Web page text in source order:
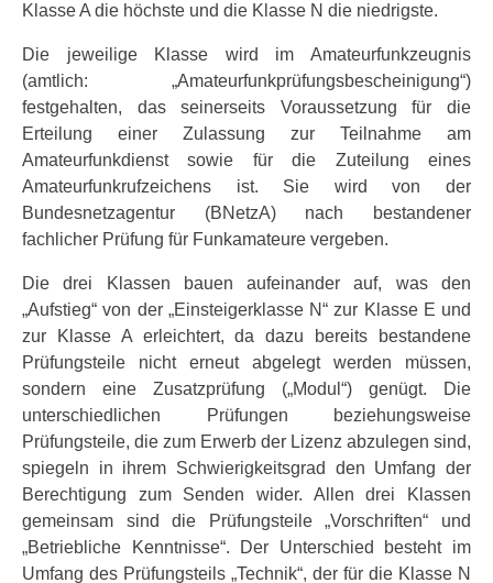
Klasse A die höchste und die Klasse N die niedrigste.
Die jeweilige Klasse wird im Amateurfunkzeugnis
(amtlich: „Amateur­funk­prüfungs­bescheinigung“)
festgehalten, das seinerseits Voraussetzung für die
Erteilung einer Zulassung zur Teilnahme am
Amateurfunkdienst sowie für die Zuteilung eines
Amateurfunkrufzeichens ist. Sie wird von der
Bundesnetzagentur (BNetzA) nach bestandener
fachlicher Prüfung für Funkamateure vergeben.
Die drei Klassen bauen aufeinander auf, was den
„Aufstieg“ von der „Einsteigerklasse N“ zur Klasse E und
zur Klasse A erleichtert, da dazu bereits bestandene
Prüfungsteile nicht erneut abgelegt werden müssen,
sondern eine Zusatzprüfung („Modul“) genügt. Die
unterschiedlichen Prüfungen beziehungsweise
Prüfungsteile, die zum Erwerb der Lizenz abzulegen sind,
spiegeln in ihrem Schwierigkeitsgrad den Umfang der
Berechtigung zum Senden wider. Allen drei Klassen
gemeinsam sind die Prüfungsteile „Vorschriften“ und
„Betriebliche Kenntnisse“. Der Unterschied besteht im
Umfang des Prüfungsteils „Technik“, der für die Klasse N